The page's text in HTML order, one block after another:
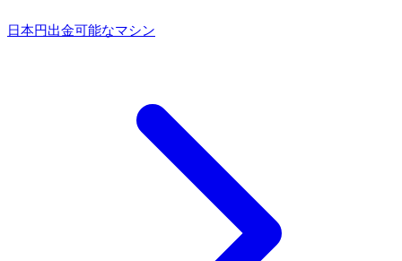
日本円出金可能なマシン